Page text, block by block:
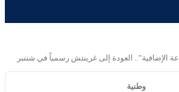
الإضافية”.. العودة إلى غرينتش رسمياً في شتنبر
وطنية